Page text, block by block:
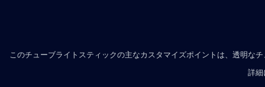
このチューブライトスティックの主なカスタマイズポイントは、透明な
詳細